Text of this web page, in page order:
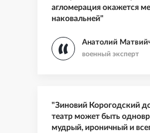
агломерация окажется
наковальней"
Анатолий
военный эксперт
"Зиновий Корогодский
театр может быть
мудрый, ироничный и